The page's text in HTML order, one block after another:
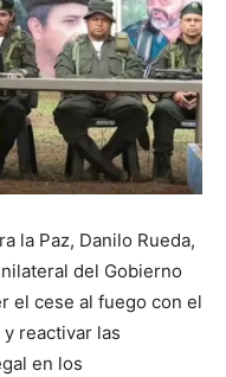
la Paz, Danilo Rueda,
del Gobierno
el cese al fuego con el
reactivar las
en los